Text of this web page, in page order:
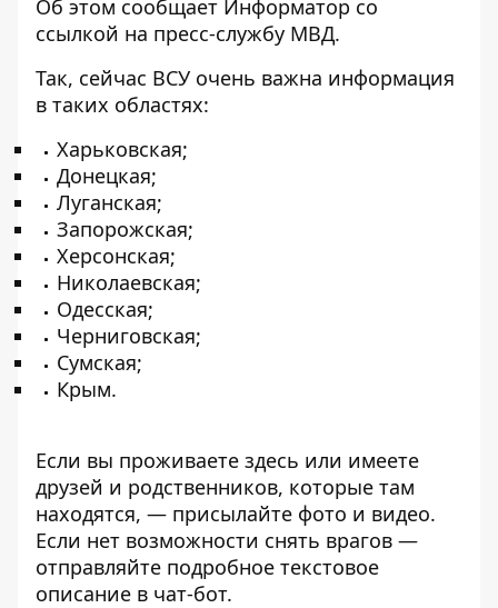
Об этом сообщает Информатор со
ссылкой на пресс-службу МВД.
Так, сейчас ВСУ очень важна информация
в таких областях:
Харьковская;
Донецкая;
Луганская;
Запорожская;
Херсонская;
Николаевская;
Одесская;
Черниговская;
Сумская;
Крым.
Если вы проживаете здесь или имеете
друзей и родственников, которые там
находятся, — присылайте фото и видео.
Если нет возможности снять врагов —
отправляйте подробное текстовое
описание в чат-бот.